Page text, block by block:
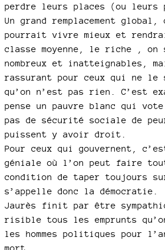
perdre leurs places (ou leurs
Un grand remplacement global,
pourrait vivre mieux et
classe moyenne, le riche , on
nombreux et inatteignables,
rassurant pour ceux qui ne le
qu’on n’est pas rien. C’est
pense un pauvre blanc qui
pas de sécurité sociale de
puissent y avoir droit.
Pour ceux qui gouvernent,
géniale où l’on peut faire
condition de taper toujours sur
s’appelle donc la démocratie.
Jaurès finit par être
risible tous les emprunts
les hommes politiques pour
mort.